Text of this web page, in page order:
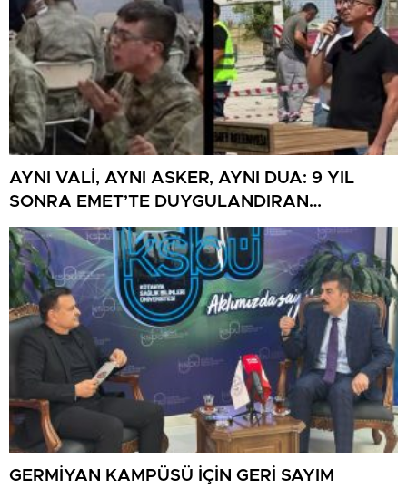
AYNI VALİ, AYNI ASKER, AYNI DUA: 9 YIL
SONRA EMET’TE DUYGULANDIRAN
BULUŞMA
GERMİYAN KAMPÜSÜ İÇİN GERİ SAYIM